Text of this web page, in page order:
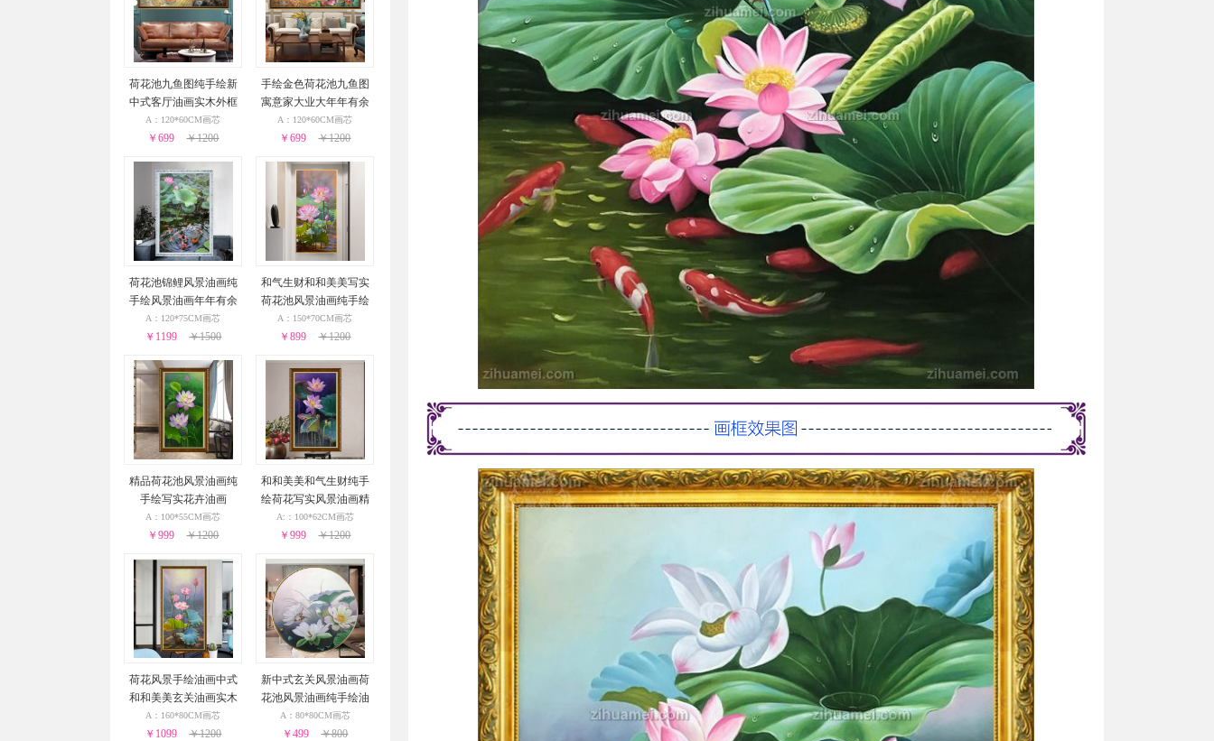
荷花池九鱼图纯手绘新
中式客厅油画实木外框
A：120*60CM画芯
￥699 ￥1200
手绘金色荷花池九鱼图
寓意家大业大年年有余
实木外框
A：120*60CM画芯
￥699 ￥1200
荷花池锦鲤风景油画纯
手绘风景油画年年有余
实木画框
A：120*75CM画芯
￥1199 ￥1500
和气生财和和美美写实
荷花池风景油画纯手绘
油画
A：150*70CM画芯
￥899 ￥1200
精品荷花池风景油画纯
手绘写实花卉油画
A：100*55CM画芯
￥999 ￥1200
和和美美和气生财纯手
绘荷花写实风景油画精
品花卉油画
A:：100*62CM画芯
￥999 ￥1200
荷花风景手绘油画中式
和和美美玄关油画实木
画框
A：160*80CM画芯
￥1099 ￥1200
新中式玄关风景油画荷
花池风景油画纯手绘油
画
A：80*80CM画芯
￥499 ￥800